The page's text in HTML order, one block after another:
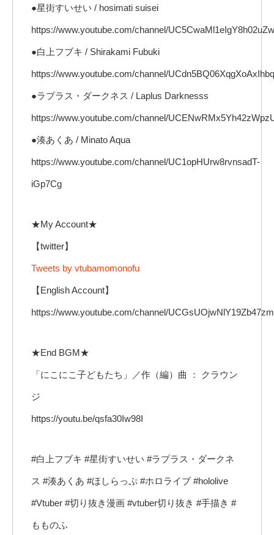
●星街すいせい / hosimati suisei
https://www.youtube.com/channel/
●白上フブキ / Shirakami Fubuki
https://www.youtube.com/channel/
●ラプラス・ダークネス / Laplus Darknesss
https://www.youtube.com/channel/
●湊あくあ / Minato Aqua
https://www.youtube.com/channel/UC1opHUrw8rvnsadT-
iGp7Cg
★My Account★
【twitter】
Tweets by vtubamomonofu
【English Account】
https://www.youtube.com/channel/
★End BGM★
「にこにこ子どもたち」／作（編）曲 ： クラウン
ジ
https://youtu.be/qsfa30Iw98I
#白上フブキ #星街すいせい #ラプラス・ダークネ
ス #湊あくあ #ほしらっぷ #ホロライブ #hololive
#Vtuber #切り抜き漫画​ #vtuber切り抜き #手描き #
もものふ